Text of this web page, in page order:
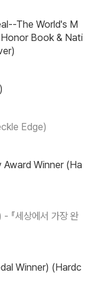
The World's M
Book & Nati
Edge)
Winner (Ha
세상에서 가장 완
Winner) (Hardc